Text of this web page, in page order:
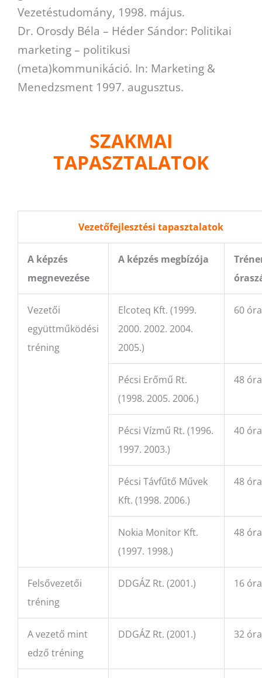
Vezetéstudomány, 1998. május.
Dr. Orosdy Béla – Héder Sándor: Politikai
marketing – politikusi
(meta)kommunikáció. In: Marketing &
Menedzsment 1997. augusztus.
SZAKMAI
TAPASZTALATOK
Vezetőfejlesztési tapasztalatok
A képzés
megnevezése
A képzés megbízója
Vezetői
együttműködési
tréning
Elcoteq Kft. (1999.
2000. 2002. 2004.
2005.)
60 óra
Pécsi Erőmű Rt.
(1998. 2005. 2006.)
48 óra
Pécsi Vízmű Rt. (1996.
1997. 2003.)
40 óra
Pécsi Távfűtő Művek
Kft. (1998. 2006.)
48 óra
Nokia Monitor Kft.
(1997. 1998.)
48 óra
Felsővezetői
tréning
DDGÁZ Rt. (2001.) 16 óra
A vezető mint
edző tréning
DDGÁZ Rt. (2001.) 32 óra